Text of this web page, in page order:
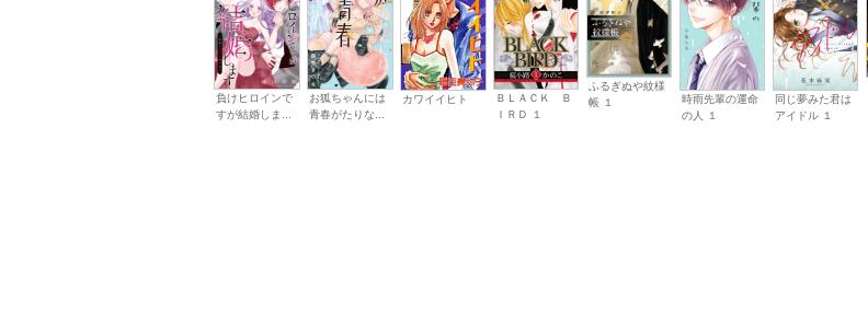
負けヒロインで
すが結婚しま...
お狐ちゃんには
青春がたりな...
カワイイヒト
ＢＬＡＣＫ Ｂ
ＩＲＤ １
ふるぎぬや紋様
帳 １
時雨先輩の運命
の人 １
同じ夢みた君は
アイドル １